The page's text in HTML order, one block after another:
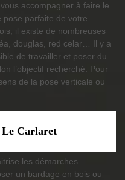
accompagner à faire le
pose parfaite de votre
il existe de nombreuses
douglas, red celar… Il y a
de travailler et poser du
l’objectif recherché. Pour
de la pose verticale ou
Le Carlaret
les démarches
un bardage en bois ou